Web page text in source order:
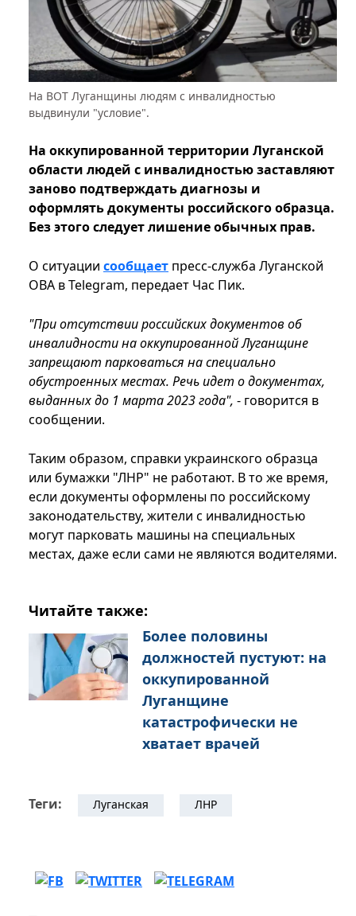
На ВОТ Луганщины людям с инвалидностью
выдвинули "условие".
На оккупированной территории Луганской
области людей с инвалидностью заставляют
заново подтверждать диагнозы и
оформлять документы российского образца.
Без этого следует лишение обычных прав.
О ситуации сообщает пресс-служба Луганской
ОВА в Telegram, передает Час Пик.
"При отсутствии российских документов об
инвалидности на оккупированной Луганщине
запрещают парковаться на специально
обустроенных местах. Речь идет о документах,
выданных до 1 марта 2023 года", - говорится в
сообщении.
Таким образом, справки украинского образца
или бумажки "ЛНР" не работают. В то же время,
если документы оформлены по российскому
законодательству, жители с инвалидностью
могут парковать машины на специальных
местах, даже если сами не являются водителями.
Читайте также:
Более половины
должностей пустуют: на
оккупированной
Луганщине
катастрофически не
хватает врачей
Теги: Луганская ЛНР